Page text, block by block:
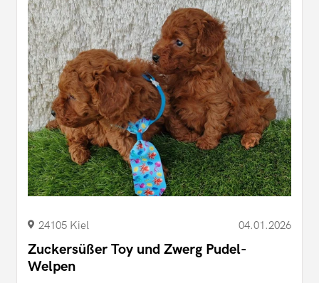
24105 Kiel 04.01.2026
Zuckersüßer Toy und Zwerg Pudel-
Welpen